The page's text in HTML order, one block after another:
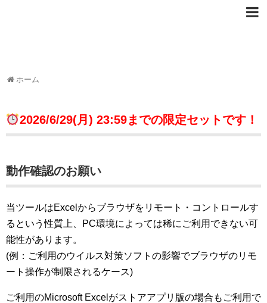
ホーム
2026/6/29(月) 23:59までの限定セットです！
動作確認のお願い
当ツールはExcelからブラウザをリモート・コントロールす
るという性質上、PC環境によっては稀にご利用できない可
能性があります。
(例：ご利用のウイルス対策ソフトの影響でブラウザのリモ
ート操作が制限されるケース)
ご利用のMicrosoft Excelがストアアプリ版の場合もご利用で